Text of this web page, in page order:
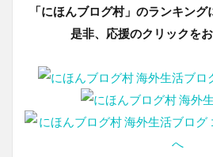
「にほんブログ村」のランキング
是非、応援のクリックをお